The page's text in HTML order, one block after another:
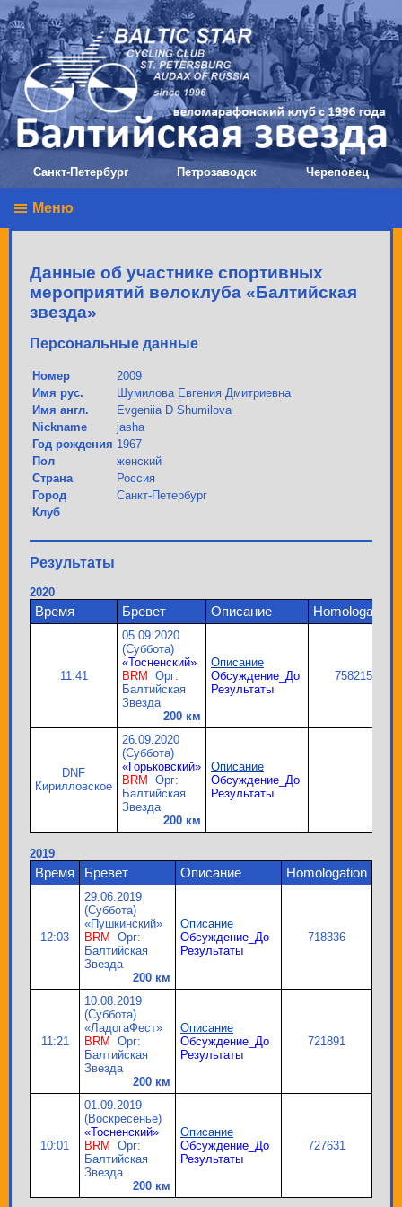
Санкт-Петербург Петрозаводск Череповец
Меню
Данные об участнике спортивных
мероприятий велоклуба «Балтийская
звезда»
Персональные данные
Номер
2009
Имя рус.
Шумилова Евгения Дмитриевна
Имя англ.
Evgeniia D Shumilova
Nickname
jasha
Год рождения 1967
Пол
женский
Страна
Россия
Город
Санкт-Петербург
Клуб
Результаты
2020
Время Бревет Описание Homologation
11:41
05.09.2020
(Суббота)
«Тосненский»
BRM
Орг:
Балтийская
Звезда
200 км
Описание
Обсуждение_До
Результаты
758215
DNF
Кирилловское
26.09.2020
(Суббота)
«Горьковский»
BRM
Орг:
Балтийская
Звезда
200 км
Описание
Обсуждение_До
Результаты
2019
Время Бревет Описание Homologation
12:03
29.06.2019
(Суббота)
«Пушкинский»
BRM
Орг:
Балтийская
Звезда
200 км
Описание
Обсуждение_До
Результаты
718336
11:21
10.08.2019
(Суббота)
«ЛадогаФест»
BRM
Орг:
Балтийская
Звезда
200 км
Описание
Обсуждение_До
Результаты
721891
10:01
01.09.2019
(Воскресенье)
«Тосненский»
BRM
Орг:
Балтийская
Звезда
200 км
Описание
Обсуждение_До
Результаты
727631